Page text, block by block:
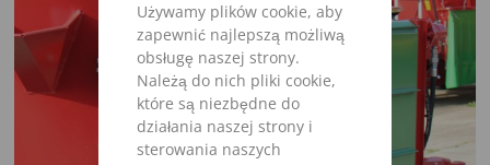
Używamy plików cookie, aby
zapewnić najlepszą możliwą
obsługę naszej strony.
Należą do nich pliki cookie,
które są niezbędne do
działania naszej strony i
sterowania naszych